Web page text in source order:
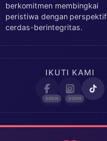
berkomitmen membingkai
peristiwa dengan perspektif
cerdas-berintegritas.
IKUTI KAMI